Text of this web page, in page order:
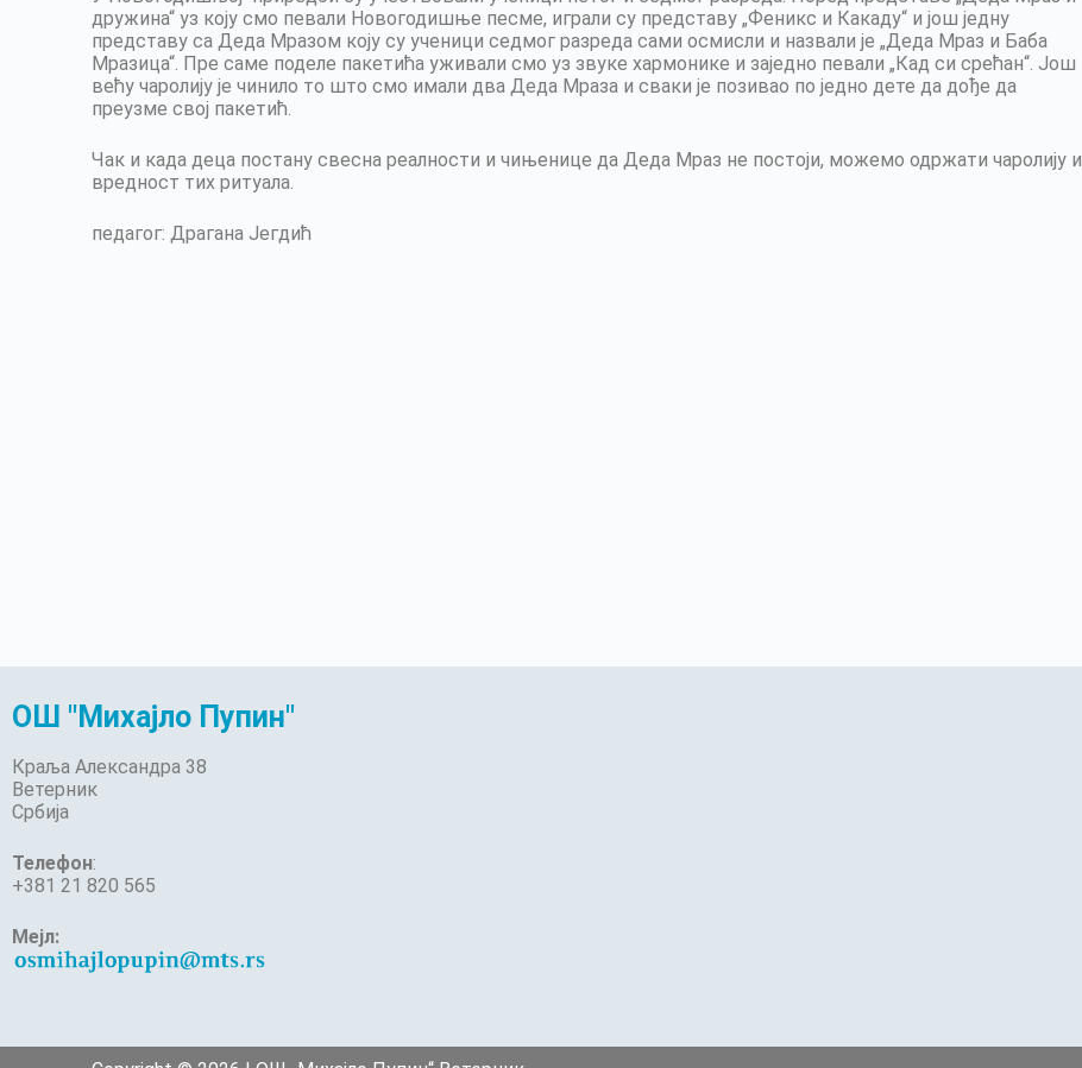
дружина“ уз коју смо певали Новогодишње песме, играли су представу „Феникс и Какаду“ и још једну
представу са Деда Мразом коју су ученици седмог разреда сами осмисли и назвали је „Деда Мраз и Баба
Мразица“. Пре саме поделе пакетића уживали смо уз звуке хармонике и заједно певали „Кад си срећан“. Још
већу чаролију је чинило то што смо имали два Деда Мраза и сваки је позивао по једно дете да дође да
преузме свој пакетић.
Чак и када деца постану свесна реалности и чињенице да Деда Мраз не постоји, можемо одржати чаролију и
вредност тих ритуала.
педагог: Драгана Јегдић
ОШ "Михајло Пупин"
Краља Александра 38
Ветерник
Србија
Телефон:
+381 21 820 565
Мејл: